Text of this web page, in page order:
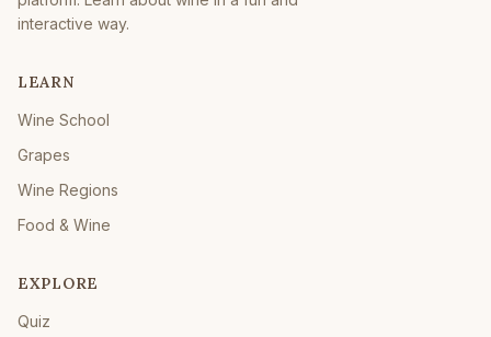
interactive way.
LEARN
Wine School
Grapes
Wine Regions
Food & Wine
EXPLORE
Quiz